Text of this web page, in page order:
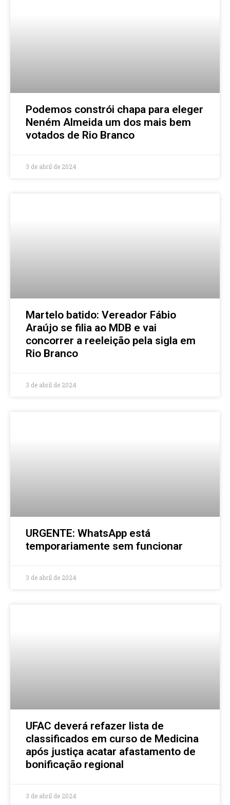
Podemos constrói chapa para eleger
Neném Almeida um dos mais bem
votados de Rio Branco
3 de abril de 2024
Martelo batido: Vereador Fábio
Araújo se filia ao MDB e vai
concorrer a reeleição pela sigla em
Rio Branco
3 de abril de 2024
URGENTE: WhatsApp está
temporariamente sem funcionar
3 de abril de 2024
UFAC deverá refazer lista de
classificados em curso de Medicina
após justiça acatar afastamento de
bonificação regional
3 de abril de 2024